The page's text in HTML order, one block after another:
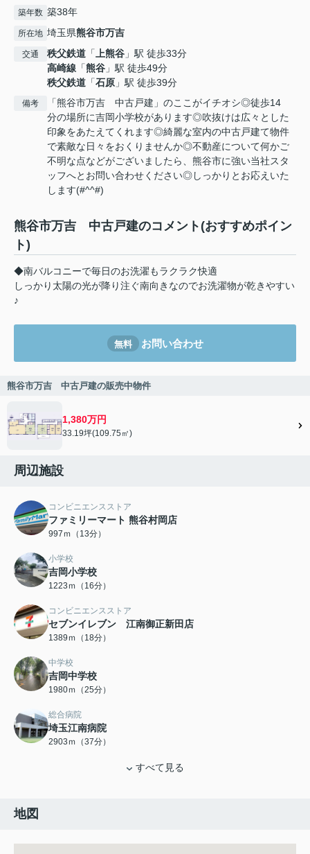
築年数 築38年
所在地 埼玉県熊谷市万吉
交通 秩父鉄道 「上熊谷 」駅 徒歩33分
高崎線 「熊谷 」駅 徒歩49分
秩父鉄道 「石原 」駅 徒歩39分
備考
「熊谷市万吉 中古戸建」のここがイチオシ◎徒歩14
分の場所に吉岡小学校があります◎吹抜けは広々とした
印象をあたえてくれます◎綺麗な室内の中古戸建て物件
で素敵な日々をおくりませんか◎不動産について何かご
不明な点などがございましたら、熊谷市に強い当社スタ
ッフへとお問い合わせください◎しっかりとお応えいた
します(#^^#)
熊谷市万吉 中古戸建のコメント(おすすめポイン
ト)
◆南バルコニーで毎日のお洗濯もラクラク快適
しっかり太陽の光が降り注ぐ南向きなのでお洗濯物が乾きやすい
♪
無料 お問い合わせ
熊谷市万吉 中古戸建の販売中物件
1,380万円
33.19坪(109.75㎡)
周辺施設
コンビニエンスストア
ファミリーマート 熊谷村岡店
997ｍ（13分）
小学校
吉岡小学校
1223ｍ（16分）
コンビニエンスストア
セブンイレブン 江南御正新田店
1389ｍ（18分）
中学校
吉岡中学校
1980ｍ（25分）
総合病院
埼玉江南病院
2903ｍ（37分）
すべて見る
地図